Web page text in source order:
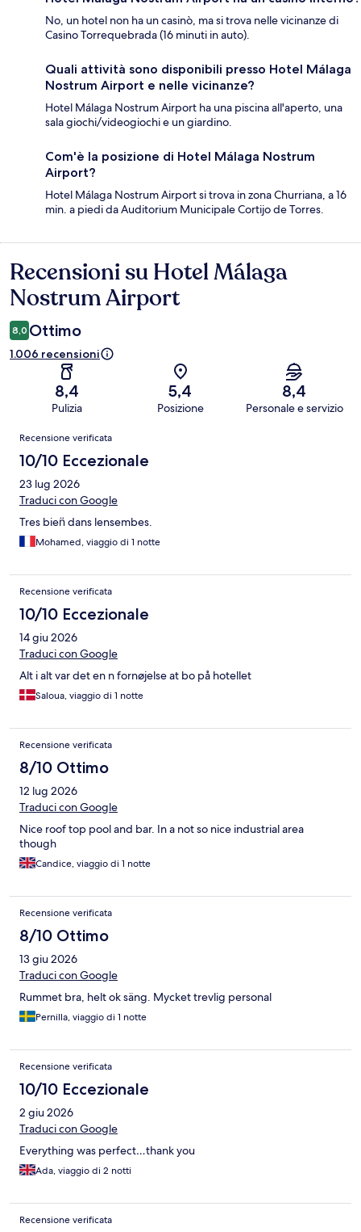
No, un hotel non ha un casinò, ma si trova nelle vicinanze di
Casino Torrequebrada (16 minuti in auto).
Quali attività sono disponibili presso Hotel Málaga
Nostrum Airport e nelle vicinanze?
Hotel Málaga Nostrum Airport ha una piscina all'aperto, una
sala giochi/videogiochi e un giardino.
Com'è la posizione di Hotel Málaga Nostrum
Airport?
Hotel Málaga Nostrum Airport si trova in zona Churriana, a 16
min. a piedi da Auditorium Municipale Cortijo de Torres.
Recensioni
Recensioni su Hotel Málaga
Nostrum Airport
8,0 Ottimo
1.006 recensioni
8,4
Pulizia
5,4
Posizione
8,4
Personale e servizio
Recensioni
Recensione verificata
10/10 Eccezionale
23 lug 2026
Traduci con Google
Tres bien̈ dans lensembes.
Mohamed, viaggio di 1 notte
Recensione verificata
10/10 Eccezionale
14 giu 2026
Traduci con Google
Alt i alt var det en n fornøjelse at bo på hotellet
Saloua, viaggio di 1 notte
Recensione verificata
8/10 Ottimo
12 lug 2026
Traduci con Google
Nice roof top pool and bar. In a not so nice industrial area
though
Candice, viaggio di 1 notte
Recensione verificata
8/10 Ottimo
13 giu 2026
Traduci con Google
Rummet bra, helt ok säng. Mycket trevlig personal
Pernilla, viaggio di 1 notte
Recensione verificata
10/10 Eccezionale
2 giu 2026
Traduci con Google
Everything was perfect…thank you
Ada, viaggio di 2 notti
Recensione verificata